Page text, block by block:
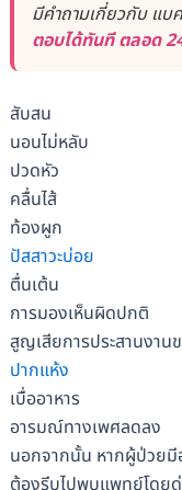
มีคำถามเกี่ยวกับ แบ
ตอบได้ทันที ตลอด
สับสน
นอนไม่หลับ
ปวดหัว
คลื่นไส้
ท้องผูก
ปัสสาวะบ่อย
ตื่นเต้น
การมองเห็นผิดปกติ
สูญเสียการประสานงาน
ปากแห้ง
เบื่ออาหาร
อารมณ์ทางเพศลดลง
นอกจากนั้น หากผู้ป่วยมี
ต้องรีบไปพบแพทย์โดย